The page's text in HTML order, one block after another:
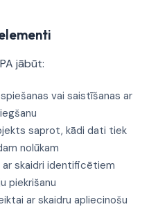
jābūt:
vai saistīšanas ar
saprot, kādi dati tiek
nolūkam
skaidri identificētiem
piekrišanu
ar skaidru apliecinošu